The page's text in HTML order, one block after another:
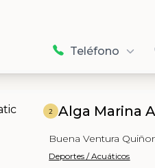
Teléfono
2 Alga Marina
Buena Ventura
Deportes / Acuáticos